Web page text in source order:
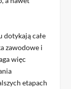
dotykają całe
zawodowe i
więc
etapach